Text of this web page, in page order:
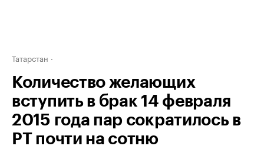
Татарстан
Количество желающих
вступить в брак 14 февраля
2015 года пар сократилось в
РТ почти на сотню